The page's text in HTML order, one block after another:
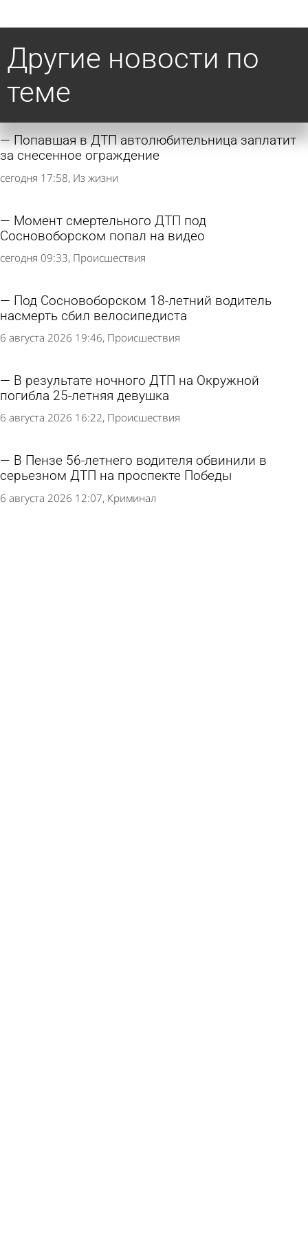
Другие новости по
теме
Попавшая в ДТП автолюбительница заплатит
за снесенное ограждение
сегодня 17:58 Из жизни
Момент смертельного ДТП под
Сосновоборском попал на видео
сегодня 09:33 Происшествия
Под Сосновоборском 18-летний водитель
насмерть сбил велосипедиста
6 августа 2026 19:46 Происшествия
В результате ночного ДТП на Окружной
погибла 25-летняя девушка
6 августа 2026 16:22 Происшествия
В Пензе 56-летнего водителя обвинили в
серьезном ДТП на проспекте Победы
6 августа 2026 12:07 Криминал